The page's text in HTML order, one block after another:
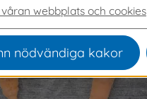
webbplats och cookies
nödvändiga kakor